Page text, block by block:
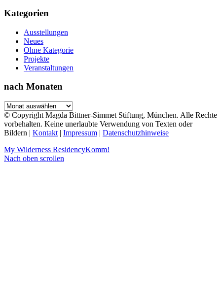
Kategorien
Ausstellungen
Neues
Ohne Kategorie
Projekte
Veranstaltungen
nach Monaten
nach
Monaten
© Copyright Magda Bittner-Simmet Stiftung, München. Alle Rechte
vorbehalten. Keine unerlaubte Verwendung von Texten oder
Bildern | Kontakt | Impressum | Datenschutzhinweise
My Wilderness ResidencyKomm!
Nach oben scrollen